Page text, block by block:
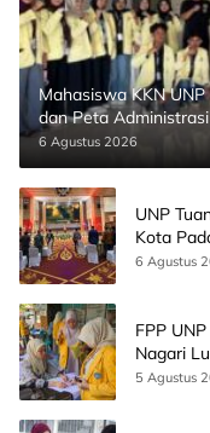
Mahasiswa KKN
dan Peta
6 Agustus 2026
UNP
Kota
CEO
6 Agustus
FPP
Nagari
5 Agustus